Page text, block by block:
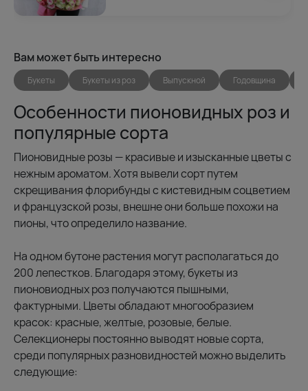
Вам может быть интересно
Букеты Букеты из роз Выпускной Годовщина
Особенности пионовидных роз и
популярные сорта
Пионовидные розы — красивые и изысканные цветы с
нежным ароматом. Хотя вывели сорт путем
скрещивания флорибунды с кистевидным соцветием
и французской розы, внешне они больше похожи на
пионы, что определило название.
На одном бутоне растения могут располагаться до
200 лепестков. Благодаря этому, букеты из
пионовиодных роз получаются пышными,
фактурными. Цветы обладают многообразием
красок: красные, желтые, розовые, белые.
Селекционеры постоянно выводят новые сорта,
среди популярных разновидностей можно выделить
следующие: